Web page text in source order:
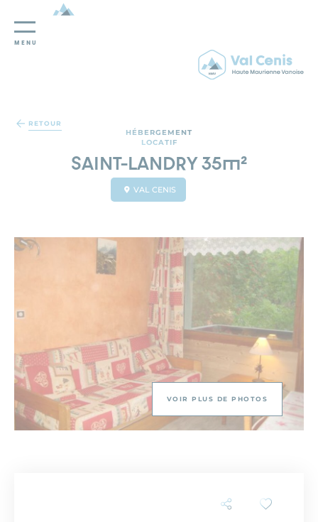
MENU
RETOUR
HÉBERGEMENT
LOCATIF
SAINT-LANDRY 35m²
VAL CENIS
VOIR PLUS DE PHOTOS